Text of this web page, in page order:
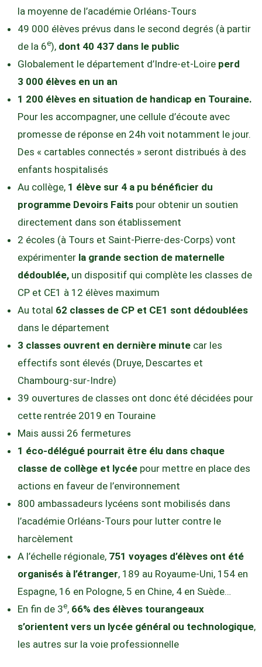
la moyenne de l’académie Orléans-Tours
49 000 élèves prévus dans le second degrés (à partir
de la 6e), dont 40 437 dans le public
Globalement le département d’Indre-et-Loire perd
3 000 élèves en un an
1 200 élèves en situation de handicap en Touraine.
Pour les accompagner, une cellule d’écoute avec
promesse de réponse en 24h voit notamment le jour.
Des « cartables connectés » seront distribués à des
enfants hospitalisés
Au collège, 1 élève sur 4 a pu bénéficier du
programme Devoirs Faits pour obtenir un soutien
directement dans son établissement
2 écoles (à Tours et Saint-Pierre-des-Corps) vont
expérimenter la grande section de maternelle
dédoublée, un dispositif qui complète les classes de
CP et CE1 à 12 élèves maximum
Au total 62 classes de CP et CE1 sont dédoublées
dans le département
3 classes ouvrent en dernière minute car les
effectifs sont élevés (Druye, Descartes et
Chambourg-sur-Indre)
39 ouvertures de classes ont donc été décidées pour
cette rentrée 2019 en Touraine
Mais aussi 26 fermetures
1 éco-délégué pourrait être élu dans chaque
classe de collège et lycée pour mettre en place des
actions en faveur de l’environnement
800 ambassadeurs lycéens sont mobilisés dans
l’académie Orléans-Tours pour lutter contre le
harcèlement
A l’échelle régionale, 751 voyages d’élèves ont été
organisés à l’étranger, 189 au Royaume-Uni, 154 en
Espagne, 16 en Pologne, 5 en Chine, 4 en Suède…
En fin de 3e, 66% des élèves tourangeaux
s’orientent vers un lycée général ou technologique,
les autres sur la voie professionnelle